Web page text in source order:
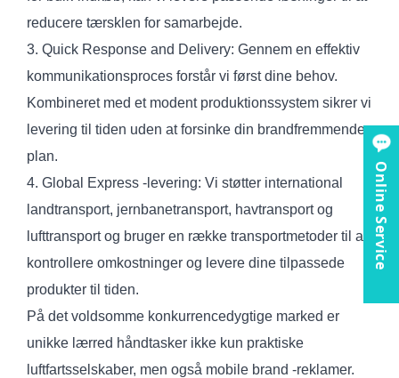
reducere tærsklen for samarbejde.
3. Quick Response and Delivery: Gennem en effektiv
kommunikationsproces forstår vi først dine behov.
Kombineret med et modent produktionssystem sikrer vi
levering til tiden uden at forsinke din brandfremmende
plan.
4. Global Express -levering: Vi støtter international
landtransport, jernbanetransport, havtransport og
lufttransport og bruger en række transportmetoder til at
kontrollere omkostninger og levere dine tilpassede
produkter til tiden.
På det voldsomme konkurrencedygtige marked er
unikke lærred håndtasker ikke kun praktiske
luftfartsselskaber, men også mobile brand -reklamer.
Online Service